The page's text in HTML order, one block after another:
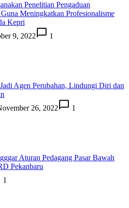
Penelitian Pengaduan
Meningkatkan Profesionalisme
Kepri
9, 2022 1
Agen Perubahan, Lindungi Diri dan
26, 2022 1
Aturan Pedagang Pasar Bawah
Pekanbaru
1